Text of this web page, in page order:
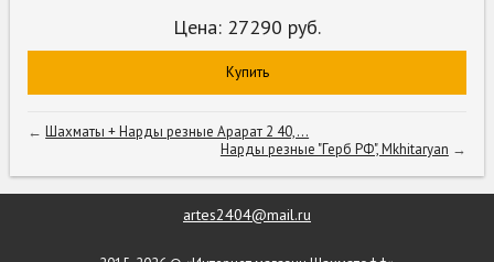
Цена: 27290 руб.
Купить
←Шахматы + Нарды резные Арарат 2 40,...
Нарды резные "Герб РФ", Mkhitaryan →
artes2404@mail.ru